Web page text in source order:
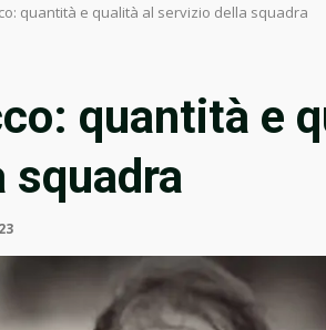
quantità e qualità al servizio della squadra
quantità e
squadra